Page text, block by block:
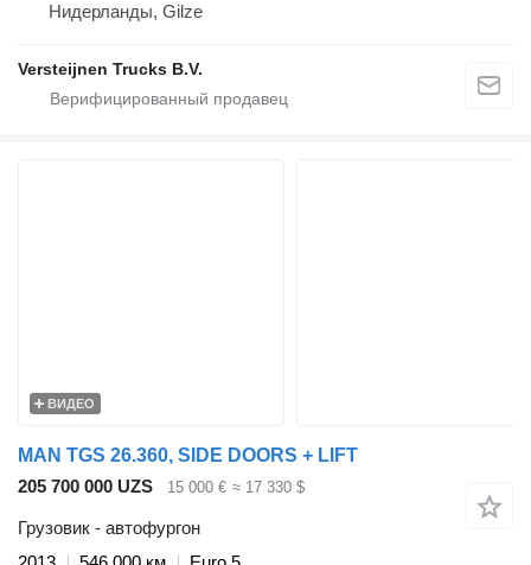
Нидерланды, Gilze
Versteijnen Trucks B.V.
ВИДЕО
MAN TGS 26.360, SIDE DOORS + LIFT
205 700 000 UZS
15 000 € ≈ 17 330 $
Грузовик - автофургон